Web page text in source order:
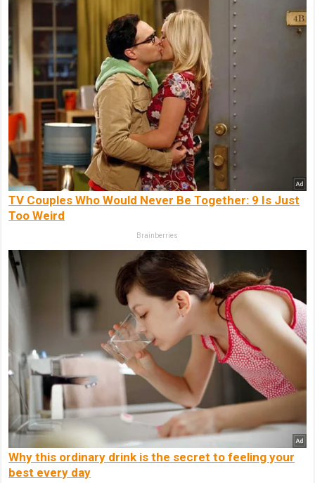
TV Couples Who Would Never Be Together: 9 Is Just
Too Weird
Brainberries
Why this ordinary drink is the secret to feeling your
best every day